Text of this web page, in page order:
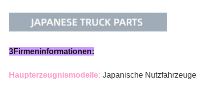
3Firmeninformationen:
Haupterzeugnismodelle: Japanische Nutzfahrzeuge